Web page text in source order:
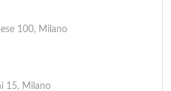
100, Milano
15, Milano